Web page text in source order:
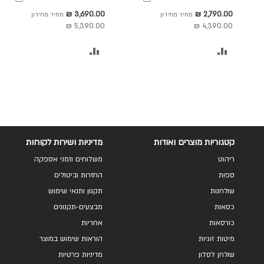
ס"מ דגם לוטוס
מחיר
מבצע
2,790.00 ₪ מחיר מחירון
4,390.00 ₪
ס"מ דגם לוטוס
מחיר
מבצע
3,690.00 ₪ מחיר מחירון
5,390.00 ₪
קטגוריות מוצרים ואודות
ריהוט
ספות
שולחנות
כסאות
כורסאות
מיטות זוגיות
שולחן לסלון
מדיניות ושירות לקוחות
משלוחים וזמני אספקה
החזרות וביטולים
תקנון ותנאי שימוש
מבצעים-תקנונים
אחריות
הוראות שימוש במוצר
מדיניות פרטיות